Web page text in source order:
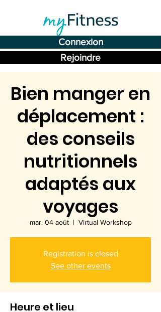
Connexion
Rejoindre
Bien manger en
déplacement :
des conseils
nutritionnels
adaptés aux
voyages
mar. 04 août
  |
Virtual Workshop
Registration is closed
See other events
Heure et lieu